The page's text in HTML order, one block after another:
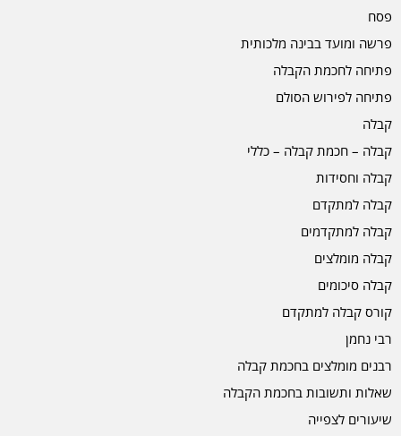
פסח
פרשה ומועד בבינה מלכותית
פתיחה לחכמת הקבלה
פתיחה לפירוש הסולם
קבלה
קבלה – חכמת קבלה – כללי
קבלה וחסידות
קבלה למתקדם
קבלה למתקדמים
קבלה מומלצים
קבלה סיכומים
קורס קבלה למתקדם
רבי נחמן
רבנים מומלצים בחכמת קבלה
שאלות ותשובות בחכמת הקבלה
שיעורים לצפייה